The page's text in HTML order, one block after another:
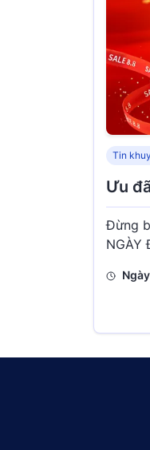
Tin
Ưu
Đừng
NGÀY